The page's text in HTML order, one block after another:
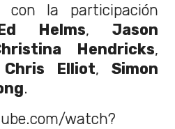
con la participación
Helms, Jason
Hendricks,
Chris Elliot, Simon
.
watch?